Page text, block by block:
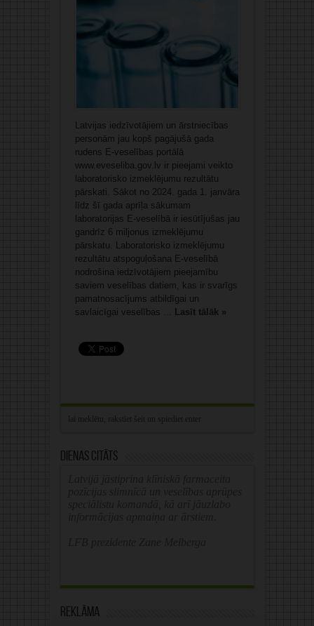
Latvijas iedzīvotājiem un ārstniecības
personām jau kopš pagājušā gada
rudens E-veselības portālā
www.eveseliba.gov.lv ir pieejami veikto
laboratorisko izmeklējumu rezultātu
pārskati. Sākot no 2024. gada 1. janvāra
līdz šī gada aprīļa sākumam
laboratorijas E-veselībā ir iesūtījušas jau
gandrīz 6 miljonus izmeklējumu
pārskatu. Laboratorisko izmeklējumu
rezultātu atspoguļošana E-veselībā
nodrošina iedzīvotājiem pieejamību
saviem veselības datiem, kas ir svarīgs
pamatnosacījums atbildīgai un
savlaicīgai veselības ... Lasīt tālāk »
Dienas citāts
Reklāma